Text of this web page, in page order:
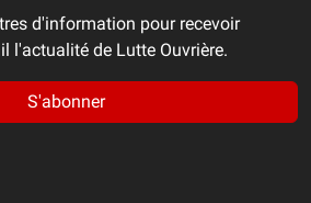
d'information pour recevoir
l'actualité de Lutte Ouvrière.
S'abonner